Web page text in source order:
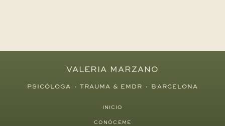
VALERIA MARZANO
PSICÓLOGA · TRAUMA & EMDR · BARCELONA
INICIO
CONÓCEME